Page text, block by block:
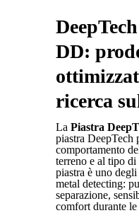
DD:
ricerca
La Piastra
piastra DeepTech
comportamento
terreno e al tipo
piastra è uno
metal detecting:
separazione,
comfort durante le